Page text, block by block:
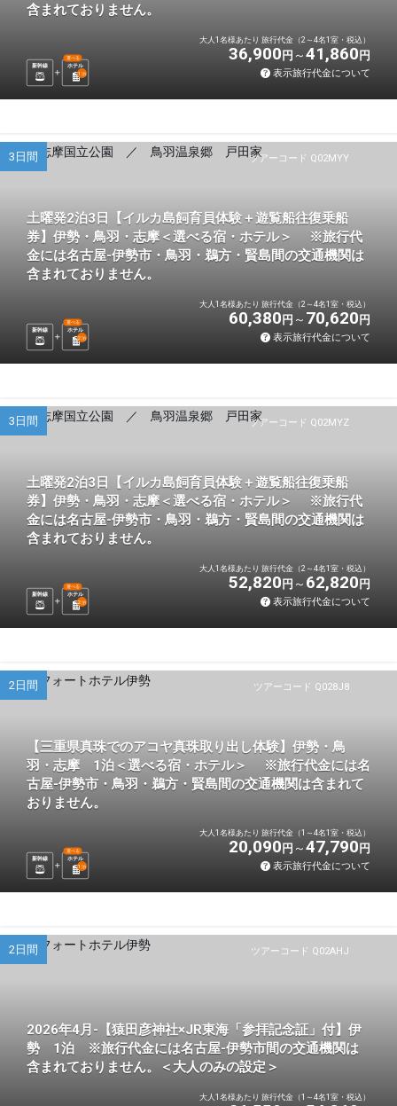
含まれておりません。
新幹線 ホテル
選べる
1 泊
大人1名様あたり 旅行代金（2～4名1室・税込）
36,900 円 41,860 円
表示旅行代金について
ツアーコード Q02MYY
3日間
土曜発2泊3日【イルカ島飼育員体験＋遊覧船往復乗船
券】伊勢・鳥羽・志摩＜選べる宿・ホテル＞ ※旅行代
金には名古屋-伊勢市・鳥羽・鵜方・賢島間の交通機関は
含まれておりません。
新幹線 ホテル
選べる
2泊
大人1名様あたり 旅行代金（2～4名1室・税込）
60,380 円 70,620 円
表示旅行代金について
ツアーコード Q02MYZ
3日間
土曜発2泊3日【イルカ島飼育員体験＋遊覧船往復乗船
券】伊勢・鳥羽・志摩＜選べる宿・ホテル＞ ※旅行代
金には名古屋-伊勢市・鳥羽・鵜方・賢島間の交通機関は
含まれておりません。
新幹線 ホテル
選べる
2泊
大人1名様あたり 旅行代金（2～4名1室・税込）
52,820 円 62,820 円
表示旅行代金について
ツアーコード Q028J8
2日間
【三重県真珠でのアコヤ真珠取り出し体験】伊勢・鳥
羽・志摩 1泊＜選べる宿・ホテル＞ ※旅行代金には名
古屋-伊勢市・鳥羽・鵜方・賢島間の交通機関は含まれて
おりません。
新幹線 ホテル
選べる
1 泊
大人1名様あたり 旅行代金（1～4名1室・税込）
20,090 円 47,790 円
表示旅行代金について
ツアーコード Q02AHJ
2日間
2026年4月-【猿田彦神社×JR東海「参拝記念証」付】伊
勢 1泊 ※旅行代金には名古屋-伊勢市間の交通機関は
含まれておりません。＜大人のみの設定＞
大人1名様あたり 旅行代金（1～4名1室・税込）